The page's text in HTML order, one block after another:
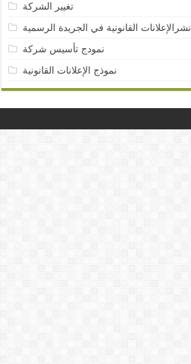
تغيير الشركة
نشرالإعلانات القانونية في الجريدة الرسمية
نمودج تأسيس شركة
نموذج الإعلانات القانونية